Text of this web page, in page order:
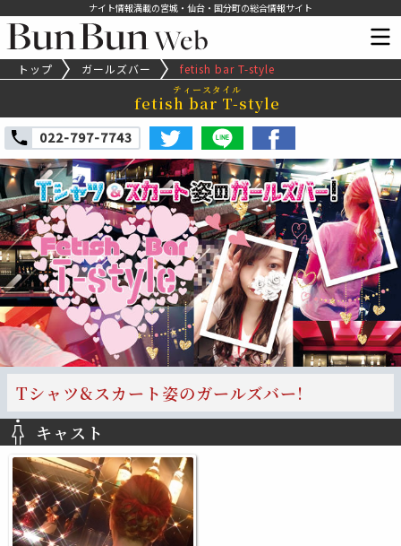
ナイト情報満載の宮城・仙台・国分町の総合情報サイト
トップ ガールズバー fetish bar T-style
fetish bar T-style
ティースタイル
022-797-7743
Tシャツ&スカート姿のガールズバー!
キャスト